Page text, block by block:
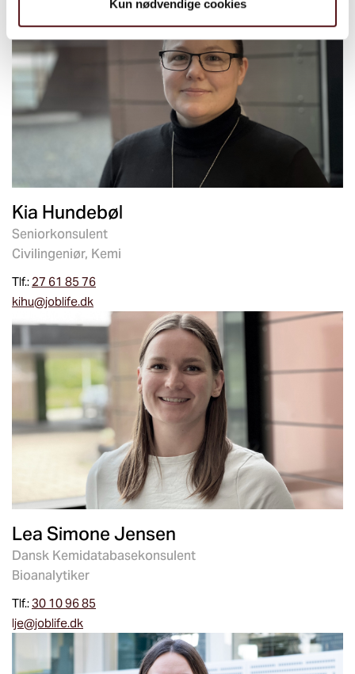
Kun nødvendige cookies
Kia Hundebøl
Seniorkonsulent
Civilingeniør, Kemi
Tlf.: 27 61 85 76
kihu@joblife.dk
Lea Simone Jensen
Dansk Kemidatabasekonsulent
Bioanalytiker
Tlf.:30 10 96 85
lje@joblife.dk